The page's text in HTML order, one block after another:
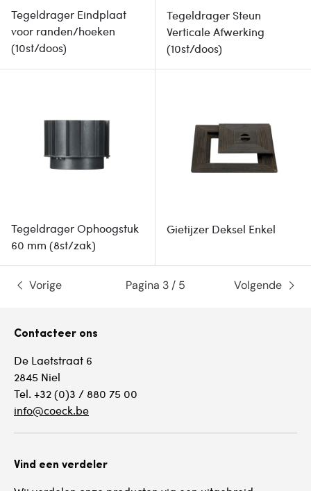
Tegeldrager Eindplaat
voor randen/hoeken
(10st/doos)
Tegeldrager Steun
Verticale Afwerking
(10st/doos)
Tegeldrager Ophoogstuk
60 mm (8st/zak)
Gietijzer Deksel Enkel
Vorige Pagina 3 / 5 Volgende
Contacteer ons
De Laetstraat 6
2845 Niel
Tel. +32 (0)3 / 880 75 00
info@coeck.be
Vind een verdeler